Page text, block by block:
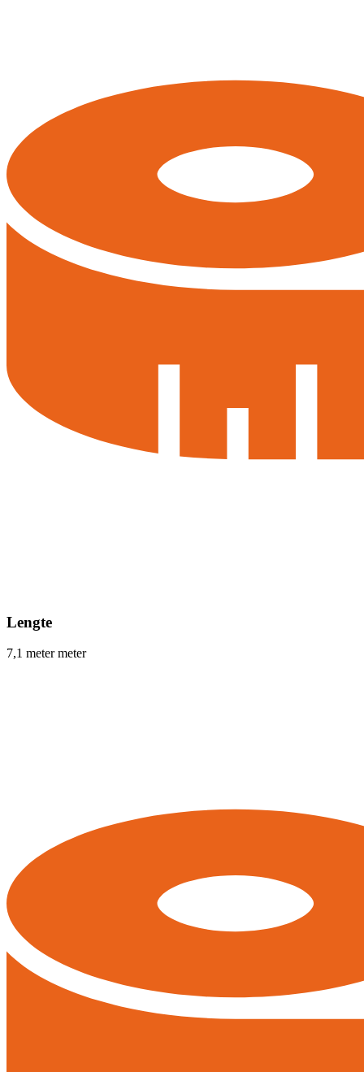
Lengte
7,1 meter meter